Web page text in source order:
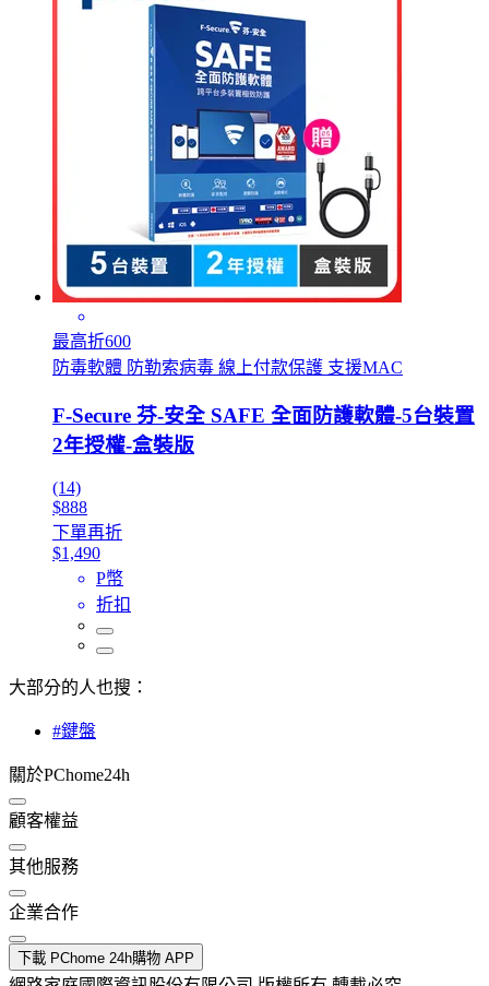
最高折600
防毒軟體 防勒索病毒 線上付款保護 支援MAC
F-Secure 芬-安全 SAFE 全面防護軟體-5台裝置
2年授權-盒裝版
(14)
$888
下單再折
$1,490
P幣
折扣
大部分的人也搜：
#鍵盤
關於PChome24h
顧客權益
其他服務
企業合作
下載 PChome 24h購物 APP